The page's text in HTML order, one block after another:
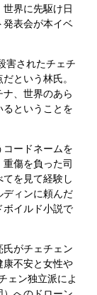
界に先駆け日
発表会が本イベ
害されたチェチ
という林氏。
、世界のあら
ということを
ードネームを
傷を負った司
を見て経験し
ディンに頼んだ
ボイルド小説で
がチェチェン
康不安と女性や
ェン独立派によ